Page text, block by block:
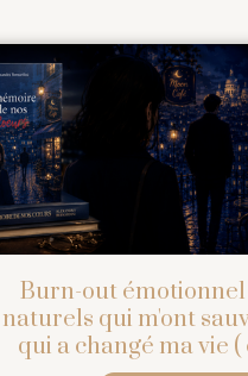
Burn-out émotionnel
naturels qui m'ont
qui a changé ma vie (